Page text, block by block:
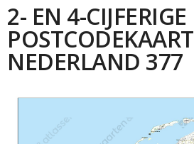
2- EN 4-CIJFERIGE
POSTCODEKAART
NEDERLAND 377